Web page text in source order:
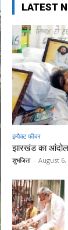
LATEST
इम्पैक्ट फीचर
झारखंड का
शुभजिता - August 6,